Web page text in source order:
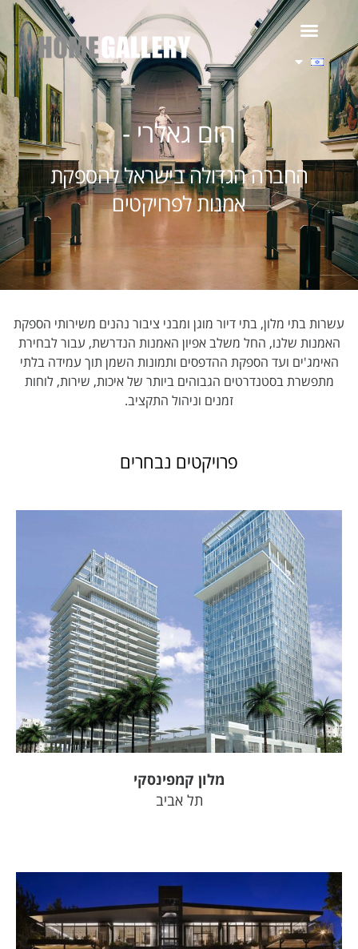
הום גאלרי -
החברה הגדולה בישראל להספקת
אמנות לפרויקטים
עשרות בתי מלון, בתי דיור מוגן ומבני ציבור נהנים משירותי הספקת
האמנות שלנו, החל משלב אפיון האמנות הנדרשת, עבור לבחירת
האימג'ים ועד הספקת ההדפסים ותמונות השמן תוך עמידה בלתי
מתפשרת בסטנדרטים הגבוהים ביותר של איכות, שירות, לוחות
זמנים וניהול התקציב.
פרויקטים נבחרים
מלון קמפינסקי
תל אביב
צפה בפרויקט